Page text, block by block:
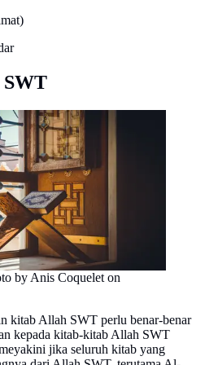
by Anis Coquelet on
kitab Allah SWT perlu benar-benar
kepada kitab-kitab Allah SWT
jika seluruh kitab yang